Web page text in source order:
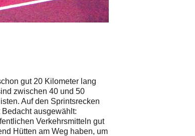
gut 20 Kilometer lang
zwischen 40 und 50
Auf den Sprintsrecken
Bedacht ausgewählt:
Verkehrsmitteln gut
Hütten am Weg haben, um